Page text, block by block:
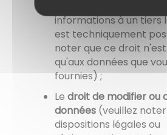
informations à un tiers
est techniquement
noter que ce droit
qu'aux données que
fournies) ;
Ledroit de modifier ou
données (veuillez
dispositions légales ou